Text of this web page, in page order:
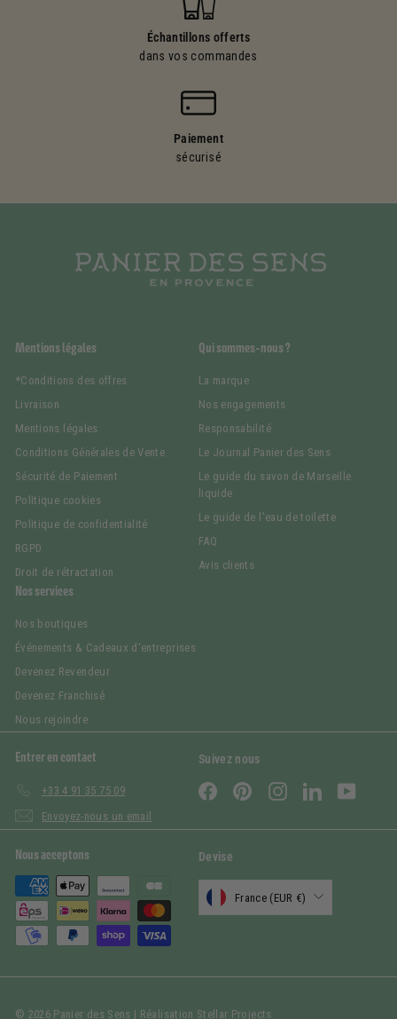
Échantillons offerts
dans vos commandes
Paiement
sécurisé
Mentions légales
*Conditions des offres
Livraison
Mentions légales
Conditions Générales de Vente
Sécurité de Paiement
Politique cookies
Politique de confidentialité
RGPD
Droit de rétractation
Qui sommes-nous ?
La marque
Nos engagements
Responsabilité
Le Journal Panier des Sens
Le guide du savon de Marseille
liquide
Le guide de l'eau de toilette
FAQ
Avis clients
Nos services
Nos boutiques
Événements & Cadeaux d'entreprises
Devenez Revendeur
Devenez Franchisé
Nous rejoindre
Entrer en contact
+33 4 91 35 75 09
Envoyez-nous un email
Suivez nous
FacebookPinterestInstagramLinkedIn
Nous acceptons Devise
France (EUR €)
© 2026 Panier des Sens | Réalisation Stellar Projects